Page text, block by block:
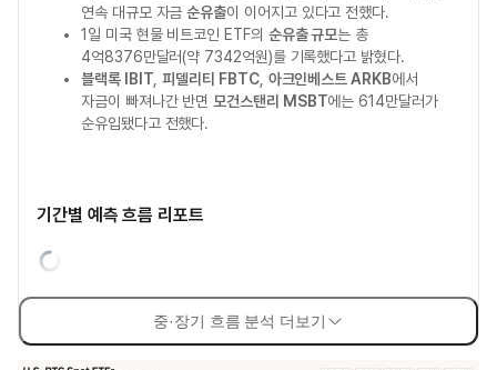
연속 대규모 자금순유출이 이어지고 있다고 전했다.
1일 미국 현물 비트코인 ETF의 순유출 규모는 총
4억8376만달러(약 7342억원)를 기록했다고 밝혔다.
블랙록 IBIT ,피델리티 FBTC, 아크인베스트 ARKB에서
자금이 빠져나간 반면 모건스탠리 MSBT에는 614만달러가
순유입됐다고 전했다.
기간별 예측 흐름 리포트
중·장기 흐름 분석 더보기